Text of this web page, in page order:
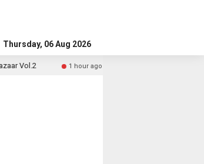
Thursday, 06 Aug 2026
Vol.2 1 hour ago Cara Tarik Tunai Tanpa Kartu